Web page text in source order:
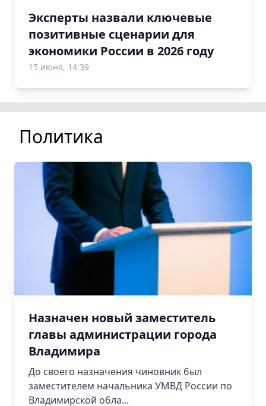
Эксперты назвали ключевые
позитивные сценарии для
экономики России в 2026 году
15 июня, 14:39
Политика
Назначен новый заместитель
главы администрации города
Владимира
До своего назначения чиновник был
заместителем начальника УМВД России по
Владимирской обла...